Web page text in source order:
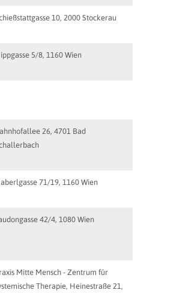
10, 2000 Stockerau
5/8, 1160 Wien
26, 4701 Bad
71/19, 1160 Wien
42/4, 1080 Wien
Mitte Mensch - Zentrum für
Therapie, Heinestraße 21,